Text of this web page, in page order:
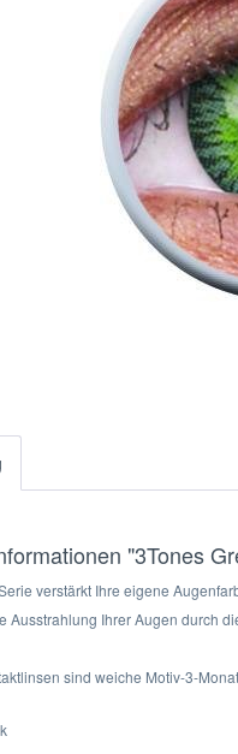
"3Tones
verstärkt Ihre eigene
Ausstrahlung Ihrer Augen durch
sind weiche Motiv-3-